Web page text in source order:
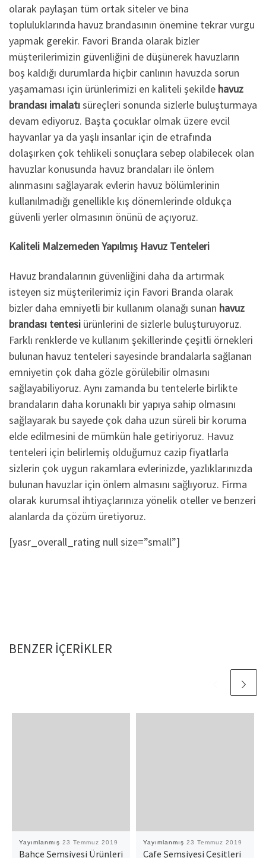
olarak paylaşan tüm ortak siteler ve bina
topluluklarında havuz brandasının önemine tekrar vurgu
yapmak gerekir. Favori Branda olarak bizler
müşterilerimizin güvenliğini de düşünerek havuzların
boş kaldığı durumlarda hiçbir canlının havuzda sorun
yaşamaması için ürünlerimizi en kaliteli şekilde havuz
brandası imalatısüreçleri sonunda sizlerle buluşturmaya
devam ediyoruz. Başta çocuklar olmak üzere evcil
hayvanlar ya da yaşlı insanlar için de etrafında
dolaşırken çok tehlikeli sonuçlara sebep olabilecek olan
havuzlar konusunda havuz brandaları ile önlem
alınmasını sağlayarak evlerin havuz bölümlerinin
kullanılmadığı genellikle kış dönemlerinde oldukça
güvenli yerler olmasının önünü de açıyoruz.
Kaliteli Malzemeden Yapılmış Havuz Tenteleri
Havuz brandalarının güvenliğini daha da artırmak
isteyen siz müşterilerimiz için Favori Branda olarak
bizler daha emniyetli bir kullanım olanağı sunan havuz
brandası tentesi ürünlerini de sizlerle buluşturuyoruz.
Farklı renklerde ve kullanım şekillerinde çeşitli örnekleri
bulunan havuz tenteleri sayesinde brandalarla sağlanan
emniyetin çok daha gözle görülebilir olmasını
sağlayabiliyoruz. Aynı zamanda bu tentelerle birlikte
brandaların daha korunaklı bir yapıya sahip olmasını
sağlayarak bu sayede çok daha uzun süreli bir koruma
elde edilmesini de mümkün hale getiriyoruz. Havuz
tenteleri için belirlemiş olduğumuz cazip fiyatlarla
sizlerin çok uygun rakamlara evlerinizde, yazlıklarınızda
bulunan havuzlar için önlem almasını sağlıyoruz. Firma
olarak kurumsal ihtiyaçlarınıza yönelik oteller ve benzeri
alanlarda da çözüm üretiyoruz.
[yasr_overall_rating null size=”small”]
BENZER IÇERIKLER
Yayımlanmış 23 Temmuz 2019
Bahçe Şemsiyesi Ürünleri
Yayımlanmış 23 Temmuz 2019
Cafe Şemsiyesi Çeşitleri